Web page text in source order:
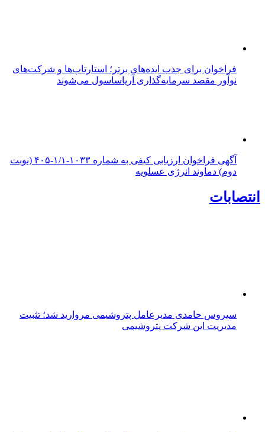
فراخوان برای جذب ایده‌های برتر؛ استارتاپ‌ها و شرکت‌های
نوآور مقصد سرما‌یه‌گذاری آریاساسول می‌شوند
آگهی فراخوان ارزیابی کیفی به شماره ۱۰۳۳-۱/۱-۴۰۵ (نوبت
دوم) دماوند انرژی عسلویه
انتصابات
سیروس حامدی مدیرعامل پتروشیمی مروارید شد؛ تثبیت
مدیریت این شرکت پتروشیمی